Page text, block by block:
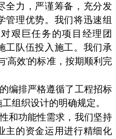
全力，严谨筹备，充分发
管理优势。我们将迅速组
艰巨任务的项目经理团
工队伍投入施工。我们承
'高效'的标准，按期顺利完
编排严格遵循了工程招标
组织设计的明确规定。
和功能性需求，我们坚持
主的资金运用进行精细化